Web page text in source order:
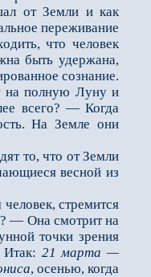
от Земли и как
переживание
что человек
быть удержана,
сознание.
на полную Луну и
всего? — Когда
На Земле они
то, что от Земли
весной из
стремится
— Она смотрит на
точки зрения
21 марта —
, осенью, когда